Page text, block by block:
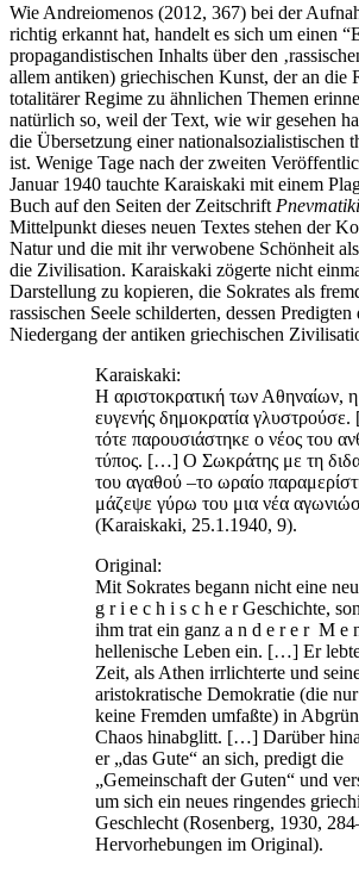
Wie Andreiomenos (2012, 367) bei der
richtig erkannt hat, handelt es sich um einen
propagandistischen Inhalts über den
allem antiken) griechischen Kunst, der an die
totalitärer Regime zu ähnlichen Themen
natürlich so, weil der Text, wie wir gesehen
die Übersetzung einer nationalsozialistischen
ist. Wenige Tage nach der zweiten
Januar 1940 tauchte Karaiskaki mit einem
Buch auf den Seiten der Zeitschrift Pnevmatiki
Mittelpunkt dieses neuen Textes stehen der
Natur und die mit ihr verwobene Schönheit
die Zivilisation. Karaiskaki zögerte nicht
Darstellung zu kopieren, die Sokrates als
rassischen Seele schilderten, dessen
Niedergang der antiken griechischen
Karaiskaki:
Η αριστοκρατική των Αθηναίων,
ευγενής δημοκρατία
τότε παρουσιάστηκε ο νέος του
τύπος. […] Ο Σωκράτης με τη
του αγαθού –το ωραίο
μάζεψε γύρω του μια νέα
(Karaiskaki, 25.1.1940, 9).
Original:
Mit Sokrates begann nicht eine
g r i e c h i s c h e r Geschichte,
ihm trat ein ganz a n d e r e r M e
hellenische Leben ein. […] Er
Zeit, als Athen irrlichterte und
aristokratische Demokratie (die
keine Fremden umfaßte) in
Chaos hinabglitt. […] Darüber
er „das Gute“ an sich, predigt die
„Gemeinschaft der Guten“ und
um sich ein neues ringendes
Geschlecht (Rosenberg, 1930,
Hervorhebungen im Original).